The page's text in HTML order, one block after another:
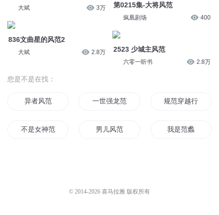
大斌 3万
836文曲星的风范2
大斌 2.8万
第0215集-大将风范
疯凰剧场 400
2523 少城主风范
六零一听书 2.8万
您是不是在找：
异者风范 一世强龙范建明 规范穿越行为委
不是女神范儿 男儿风范 我是范蠡
© 2014-2026 喜马拉雅 版权所有